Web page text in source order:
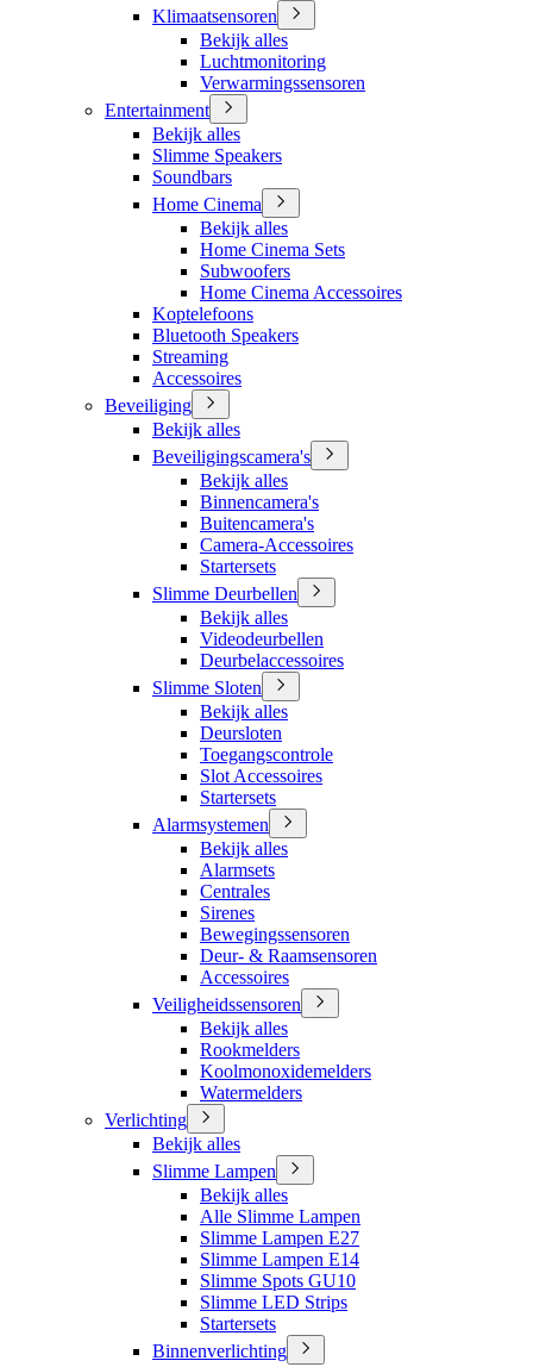
Klimaatsensoren
Bekijk alles
Luchtmonitoring
Verwarmingssensoren
Entertainment
Bekijk alles
Slimme Speakers
Soundbars
Home Cinema
Bekijk alles
Home Cinema Sets
Subwoofers
Home Cinema Accessoires
Koptelefoons
Bluetooth Speakers
Streaming
Accessoires
Beveiliging
Bekijk alles
Beveiligingscamera's
Bekijk alles
Binnencamera's
Buitencamera's
Camera-Accessoires
Startersets
Slimme Deurbellen
Bekijk alles
Videodeurbellen
Deurbelaccessoires
Slimme Sloten
Bekijk alles
Deursloten
Toegangscontrole
Slot Accessoires
Startersets
Alarmsystemen
Bekijk alles
Alarmsets
Centrales
Sirenes
Bewegingssensoren
Deur- & Raamsensoren
Accessoires
Veiligheidssensoren
Bekijk alles
Rookmelders
Koolmonoxidemelders
Watermelders
Verlichting
Bekijk alles
Slimme Lampen
Bekijk alles
Alle Slimme Lampen
Slimme Lampen E27
Slimme Lampen E14
Slimme Spots GU10
Slimme LED Strips
Startersets
Binnenverlichting